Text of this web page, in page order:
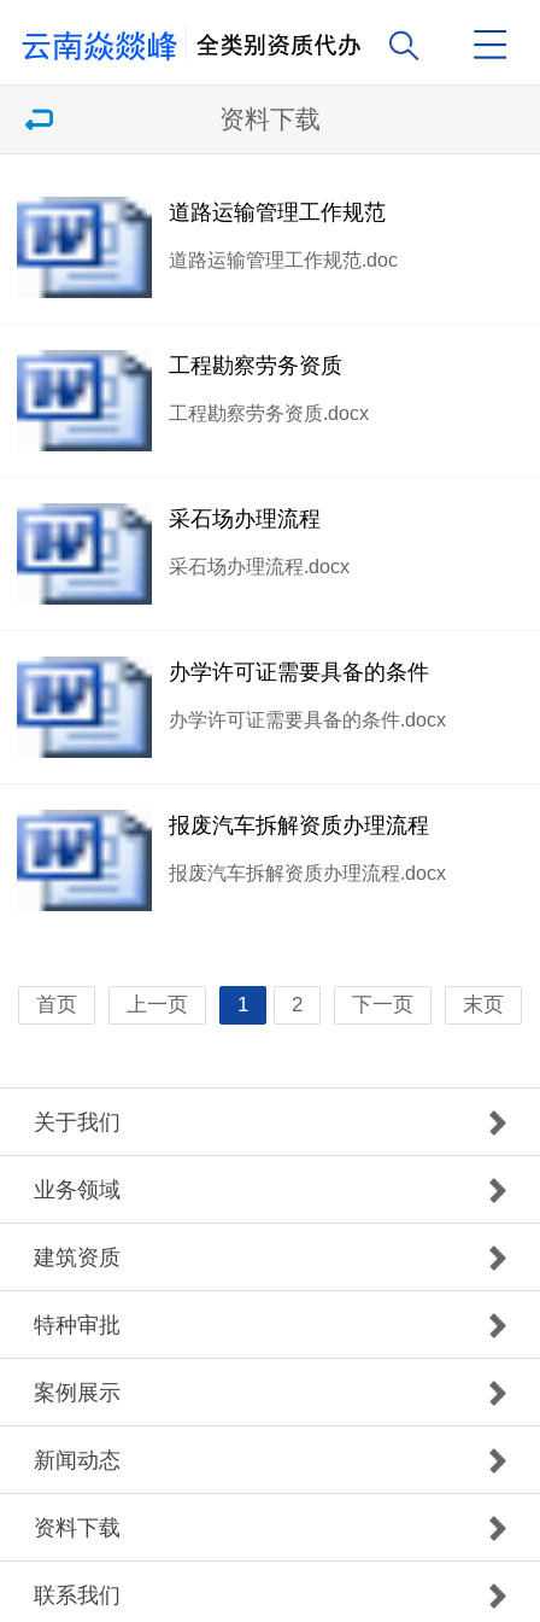
资料下载
道路运输管理工作规范
道路运输管理工作规范.doc
工程勘察劳务资质
工程勘察劳务资质.docx
采石场办理流程
采石场办理流程.docx
办学许可证需要具备的条件
办学许可证需要具备的条件.docx
报废汽车拆解资质办理流程
报废汽车拆解资质办理流程.docx
首页 上一页 1 2 下一页 末页
关于我们
业务领域
建筑资质
特种审批
案例展示
新闻动态
资料下载
联系我们